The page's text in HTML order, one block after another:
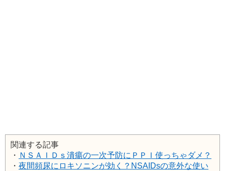
関連する記事
・ ＮＳＡＩＤｓ潰瘍の一次予防にＰＰＩ使っちゃダメ？
・ 夜間頻尿にロキソニンが効く？NSAIDsの意外な使い